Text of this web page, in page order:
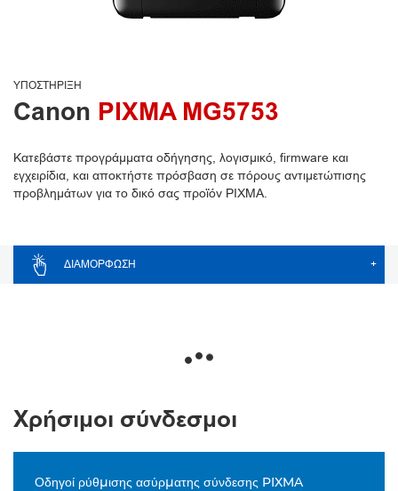
ΥΠΟΣΤΉΡΙΞΗ
Canon PIXMA MG5753
Κατεβάστε προγράμματα οδήγησης, λογισμικό, firmware και
εγχειρίδια, και αποκτήστε πρόσβαση σε πόρους αντιμετώπισης
προβλημάτων για το δικό σας προϊόν PIXMA.
ΔΙΑΜΌΡΦΩΣΗ +
Χρήσιμοι σύνδεσμοι
Οδηγοί ρύθμισης ασύρματης σύνδεσης PIXMA